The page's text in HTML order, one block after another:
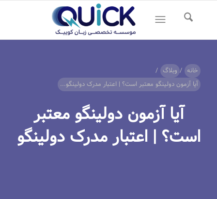
خانه / وبلاگ /
آیا آزمون دولینگو معتبر است؟ | اعتبار مدرک دولینگو...
آیا آزمون دولینگو معتبر
است؟ | اعتبار مدرک دولینگو